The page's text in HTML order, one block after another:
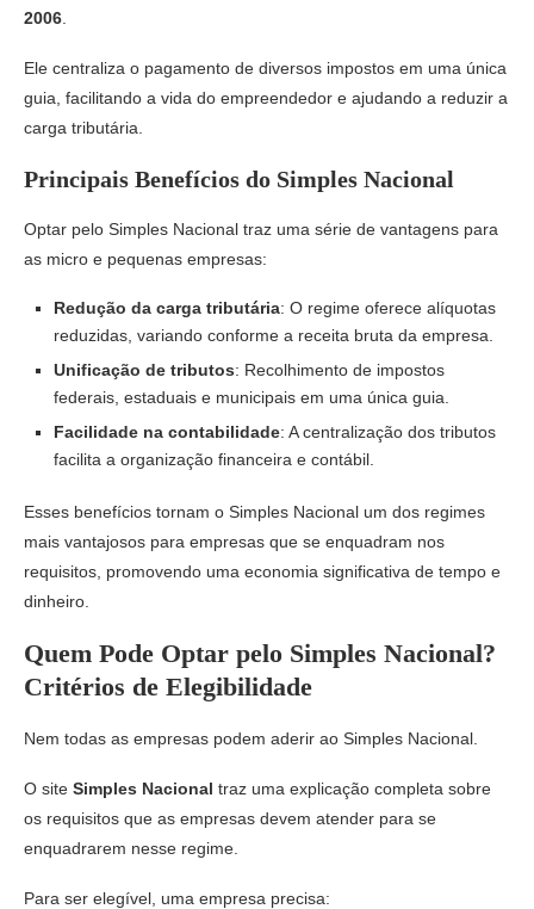
2006
Ele centraliza o pagamento de diversos impostos em uma única
guia, facilitando a vida do empreendedor e ajudando a reduzir a
carga tributária.
Principais Benefícios do Simples Nacional
Optar pelo Simples Nacional traz uma série de vantagens para
as micro e pequenas empresas:
Redução da carga tributária: O regime oferece alíquotas
reduzidas, variando conforme a receita bruta da empresa.
Unificação de tributos: Recolhimento de impostos
federais, estaduais e municipais em uma única guia.
Facilidade na contabilidade: A centralização dos tributos
facilita a organização financeira e contábil.
Esses benefícios tornam o Simples Nacional um dos regimes
mais vantajosos para empresas que se enquadram nos
requisitos, promovendo uma economia significativa de tempo e
dinheiro.
Quem Pode Optar pelo Simples Nacional?
Critérios de Elegibilidade
Nem todas as empresas podem aderir ao Simples Nacional.
O site Simples Nacional traz uma explicação completa sobre
os requisitos que as empresas devem atender para se
enquadrarem nesse regime.
Para ser elegível, uma empresa precisa: